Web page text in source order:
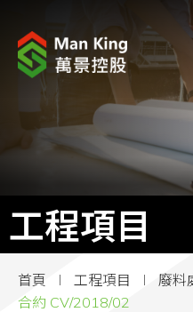
工程項目
首頁 工程項目 廢料
合約 CV/2018/02
關於我們
股東關係
工程項目
企業消息
企業社會責任